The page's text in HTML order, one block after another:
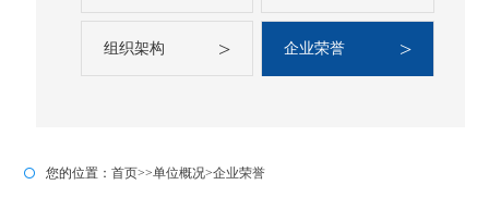
组织架构 > 企业荣誉 >
您的位置：首页>>单位概况>企业荣誉